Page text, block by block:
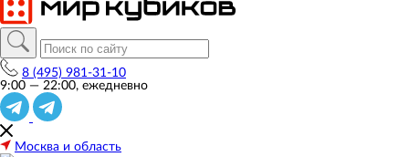
8 (495) 981-31-10
9:00 — 22:00, ежедневно
Москва и область